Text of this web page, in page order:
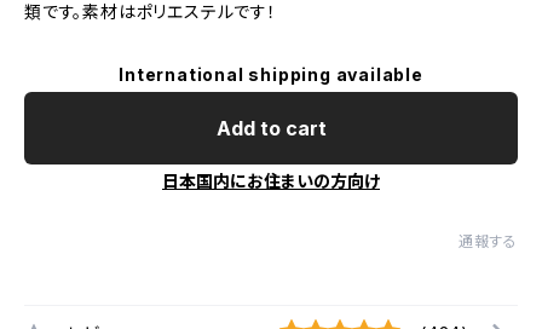
類です。素材はポリエステルです！
International shipping available
Add to cart
日本国内にお住まいの方向け
通報する